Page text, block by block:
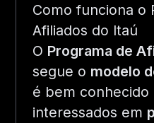
Como funciona o
Afiliados do Itaú
O Programa de
segue o modelo
é bem conhecido
interessados em